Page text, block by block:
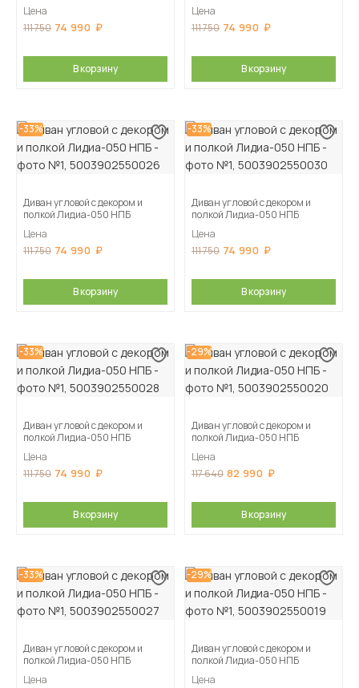
Цена
111 750 74 990
В корзину
Цена
111 750 74 990
В корзину
-33%
Диван угловой с декором и
полкой Лидиа-050 НПБ
Цена
111 750 74 990
В корзину
-33%
Диван угловой с декором и
полкой Лидиа-050 НПБ
Цена
111 750 74 990
В корзину
-33%
Диван угловой с декором и
полкой Лидиа-050 НПБ
Цена
111 750 74 990
В корзину
-29%
Диван угловой с декором и
полкой Лидиа-050 НПБ
Цена
117 640 82 990
В корзину
-33%
Диван угловой с декором и
полкой Лидиа-050 НПБ
Цена
-29%
Диван угловой с декором и
полкой Лидиа-050 НПБ
Цена